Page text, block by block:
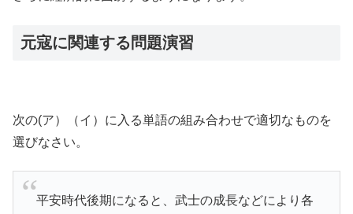
元寇に関連する問題演習
次の(ア）（イ）に入る単語の組み合わせで適切なものを
選びなさい。
平安時代後期になると、武士の成長などにより各